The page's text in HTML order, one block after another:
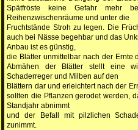
Spätfröste keine Gefahr mehr
Reihenzwischenräume und unter die
Fruchtstände Stroh zu legen. Die
auch bei Nässe begehbar und das
Anbau ist es günstig,
die Blätter unmittelbar nach der Ernte
Abmähen der Blätter stellt eine
Schaderreger und Milben auf den
Blättern dar und erleichtert nach der
sollten die Pflanzen gerodet werden,
Standjahr abnimmt
und der Befall mit pilzlichen
zunimmt.